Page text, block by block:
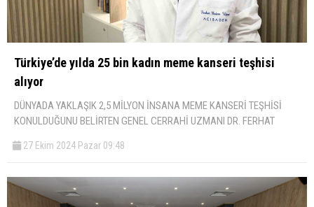
Türkiye’de yılda 25 bin kadın meme kanseri teşhisi
alıyor
DÜNYADA YAKLAŞIK 2,5 MİLYON İNSANA MEME KANSERİ TEŞHİSİ
KONULDUĞUNU BELİRTEN GENEL CERRAHİ UZMANI DR. FERHAT
27 Ekim 2024 Pazar 09:48